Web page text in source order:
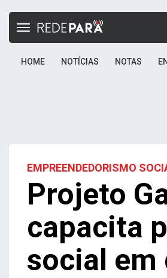
Toggle
HOME NOTÍCIAS NOTAS
EMPREENDEDORISMO
Projeto
capacita
social em